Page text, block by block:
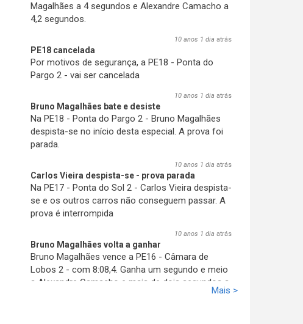
Magalhães a 4 segundos e Alexandre Camacho a
4,2 segundos.
10 anos 1 dia atrás
PE18 cancelada
Por motivos de segurança, a PE18 - Ponta do
Pargo 2 - vai ser cancelada
10 anos 1 dia atrás
Bruno Magalhães bate e desiste
Na PE18 - Ponta do Pargo 2 - Bruno Magalhães
despista-se no início desta especial. A prova foi
parada.
10 anos 1 dia atrás
Carlos Vieira despista-se - prova parada
Na PE17 - Ponta do Sol 2 - Carlos Vieira despista-
se e os outros carros não conseguem passar. A
prova é interrompida
10 anos 1 dia atrás
Bruno Magalhães volta a ganhar
Bruno Magalhães vence a PE16 - Câmara de
Lobos 2 - com 8:08,4. Ganha um segundo e meio
a Alexandre Camacho e mais de dois segundos a
José Pedro Fontes. A sua vantagem aumenta.Mais >